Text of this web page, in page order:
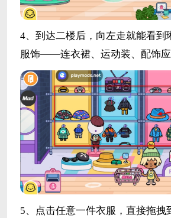
4、到达二楼后，向左走就能看到
服饰——连衣裙、运动装、配饰应
5、点击任意一件衣服，直接拖拽